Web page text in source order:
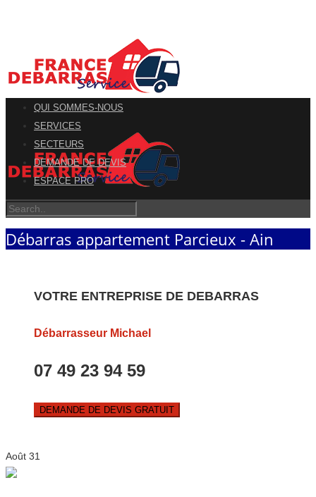
QUI SOMMES-NOUS
SERVICES
SECTEURS
DEMANDE DE DEVIS
ESPACE PRO
Débarras appartement Parcieux - Ain
VOTRE ENTREPRISE DE DEBARRAS
Débarrasseur Michael
07 49 23 94 59
DEMANDE DE DEVIS GRATUIT
Août 31